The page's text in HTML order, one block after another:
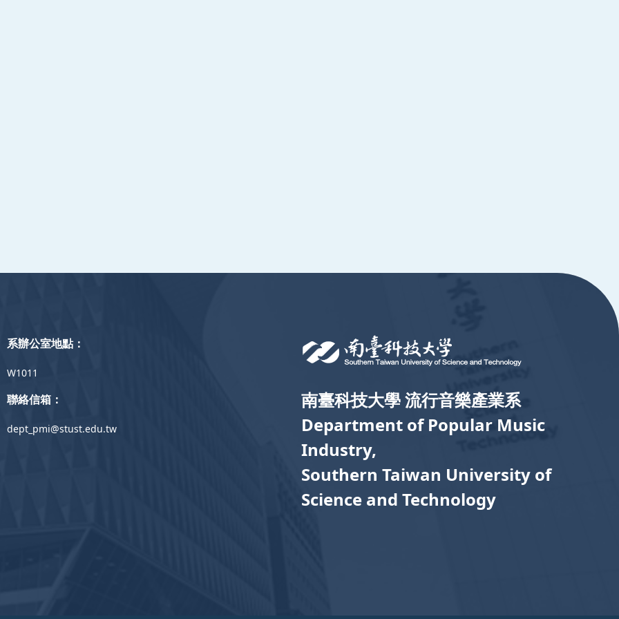
南臺科技大學 流行音樂產業系
Department of Popular Music
Industry,
Southern Taiwan University of
Science and Technology
系辦公室地點：
W1011
聯絡信箱：
dept_pmi@stust.edu.tw